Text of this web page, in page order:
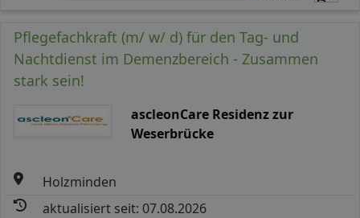
Pflegefachkraft (m/ w/ d) für den Tag- und
Nachtdienst im Demenzbereich - Zusammen
stark sein!
ascleonCare Residenz zur
Weserbrücke
Holzminden
aktualisiert seit: 07.08.2026